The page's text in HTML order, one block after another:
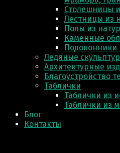
Столешницы
Лестницы из
Полы из
Каменные
Подоконники
Ледяные
Архитектурные
Благоустройство
Таблички
Таблички из
Таблички из
Блог
Контакты